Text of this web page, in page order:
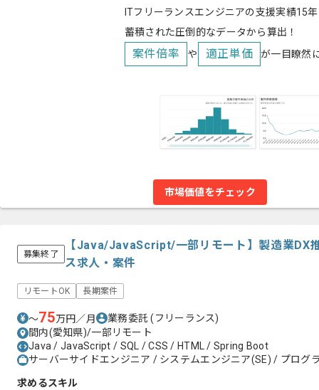
ITフリーランスエンジニアの支援実績15
蓄積された圧倒的なデータから算出！
案件倍率 や 適正単価 が一目瞭然
市場価値をチェック
募集終了
【Java/JavaScript/一部リモート】製造業DX
ス求人・案件
リモートOK 長期案件
〜75万円／月 業務委託(フリーランス)
間内(愛知県)/一部リモート
Java / JavaScript / SQL / CSS / HTML / Spring Boot
サーバーサイドエンジニア / システムエンジニア(SE) / プログ
求めるスキル